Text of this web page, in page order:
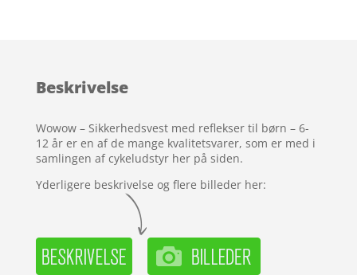
kundebedø
Beskrivelse
Wowow – Sikkerhedsvest med reflekser til børn – 6-
12 år er en af de mange kvalitetsvarer, som er med i
samlingen af cykeludstyr her på siden.
Yderligere beskrivelse og flere billeder her: